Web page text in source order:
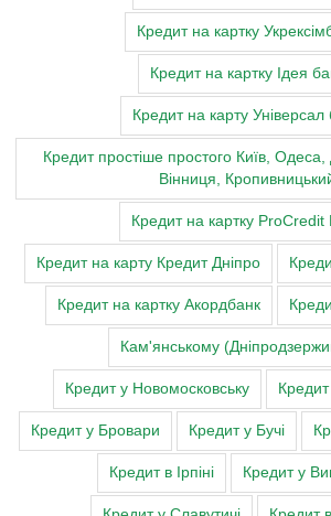
Кредит на картку
Кредит на картку Ідея
Кредит на карту Універсал
Кредит простіше простого Київ,
Вінниця,
Кредит на картку ProCredit
Кредит на карту Кредит Дніпро
Кредит на картку Акордбанк
Кам'янському
Кредит у Новомосковську Кредит
Кредит у Бровари Кредит у Бучі
Кредит в Ірпіні Кредит у